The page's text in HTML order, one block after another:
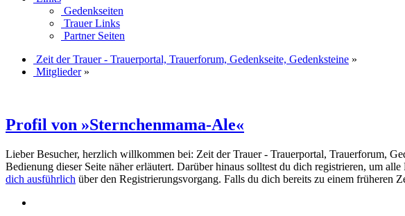
Gedenkseiten
Trauer Links
Partner Seiten
Zeit der Trauer - Trauerportal, Trauerforum, Gedenkseite, Gedenksteine »
Mitglieder»
Profil von »Sternchenmama-Ale«
Lieber Besucher, herzlich willkommen bei: Zeit der Trauer - Trauerportal, Trauerforum,
Bedienung dieser Seite näher erläutert. Darüber hinaus solltest du dich registrieren, um
dich ausführlich über den Registrierungsvorgang. Falls du dich bereits zu einem früheren